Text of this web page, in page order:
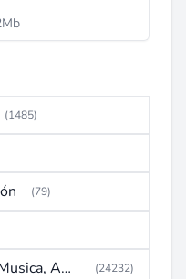
(1485)
(79)
AUDIO (Equipos de Musica, Amplificadores, Reproductores, Etc) (24232)